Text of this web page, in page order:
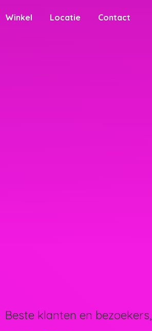
Winkel Locatie Contact
Beste klanten en bezoekers,